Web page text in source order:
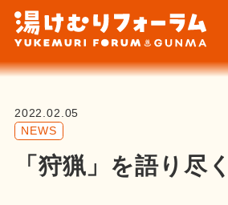
2022.02.05
NEWS
「狩猟」を語り尽